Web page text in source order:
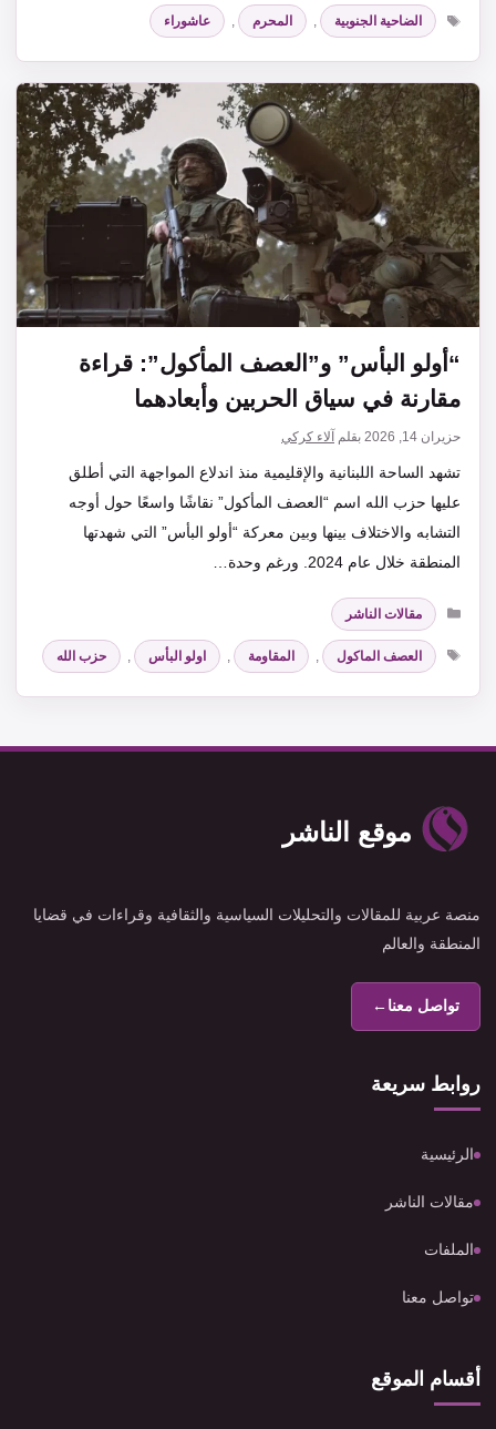
الوسوم
الضاحية الجنوبية , المحرم , عاشوراء
“أولو البأس” و”العصف المأكول”: قراءة
مقارنة في سياق الحربين وأبعادهما
حزيران 14, 2026 بقلم آلاء كركي
تشهد الساحة اللبنانية والإقليمية منذ اندلاع المواجهة التي أطلق
عليها حزب الله اسم “العصف المأكول” نقاشًا واسعًا حول أوجه
التشابه والاختلاف بينها وبين معركة “أولو البأس” التي شهدتها
المنطقة خلال عام 2024. ورغم وحدة…
التصنيفات
مقالات الناشر
الوسوم
العصف الماكول المقاومة اولو البأس حزب الله
موقع الناشر
منصة عربية للمقالات والتحليلات السياسية والثقافية وقراءات في قضايا
المنطقة والعالم
تواصل معنا←
روابط سريعة
الرئيسية
مقالات الناشر
الملفات
تواصل معنا
أقسام الموقع